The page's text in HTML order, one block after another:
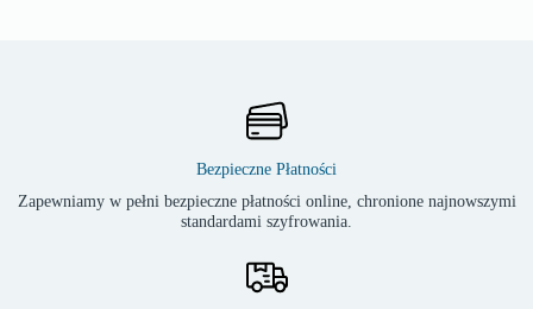
Bezpieczne Płatności
Zapewniamy w pełni bezpieczne płatności online, chronione najnowszymi
standardami szyfrowania.